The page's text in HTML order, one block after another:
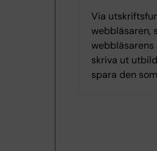
Via
webbläsaren,
webbläsarens
skriva ut
spara den